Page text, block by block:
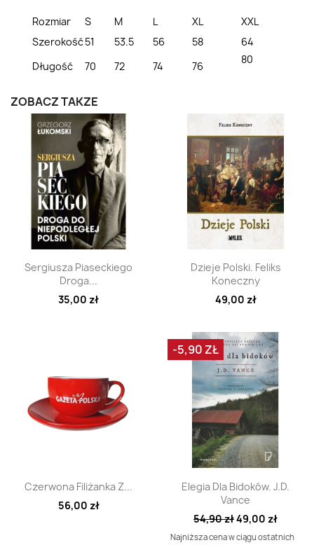
Rozmiar S M L XL
XXL
Szerokość51 53.5 56 58
64
Długość
70 72 74 76
80
ZOBACZ TAKŻE
Szybki podgląd
Sergiusza Piaseckiego
Droga...
35,00 zł
Szybki podgląd
Dzieje Polski. Feliks
Koneczny
49,00 zł
Szybki podgląd
Czerwona Filiżanka Z...
56,00 zł
Szybki podgląd
Elegia Dla Bidoków. J.D.
Vance
54,90 zł49,00 zł
Najniższa cena w ciągu ostatnich
-5,90 ZŁ